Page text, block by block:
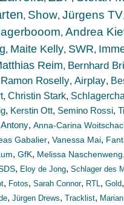
, Show, Jürgens TV,
, Andrea
, Maite Kelly, SWR,
Reim, Bernhard
Ramon Roselly, Airplay,
, Christin Stark,
, Kerstin Ott, Semino Rossi,
, Anna-Carina
Gabalier, Vanessa Mai,
, GfK, Melissa Naschenweng,
, Eloy de Jong, Schlager des
, Fotos, Sarah Connor, RTL , Gold,
, Jürgen Drews, Tracklist,